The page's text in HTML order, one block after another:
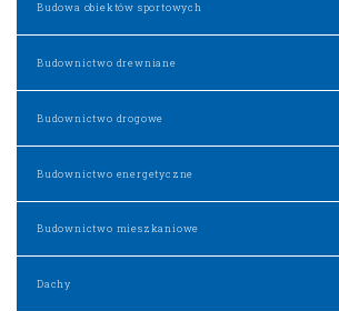
Budowa obiektów sportowych
Budownictwo drewniane
Budownictwo drogowe
Budownictwo energetyczne
Budownictwo mieszkaniowe
Dachy